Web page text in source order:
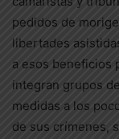
pedidos de
libertades
a esos beneficios
integran grupos
medidas a los
de sus crímenes,